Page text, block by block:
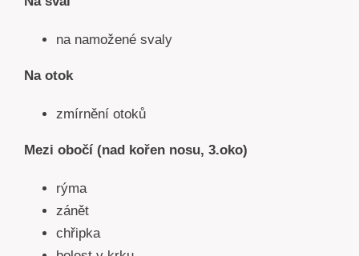
na namožené svaly
Na otok
zmírnění otoků
Mezi obočí (nad kořen nosu, 3.oko)
rýma
zánět
chřipka